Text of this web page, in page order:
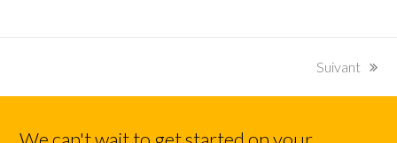
next
post:
Suivant